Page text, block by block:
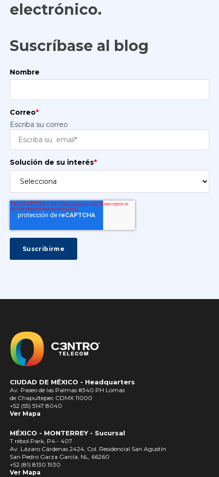
electrónico.
Suscríbase al blog
Nombre
Correo*
Escriba su correo
Solución de su interés*
CIUDAD DE MÉXICO - Headquarters
Av. Paseo de las Palmas #340 PH Lomas
de Chapultepec CDMX 11000
+52 (55) 5147 8040
Ver Mapa
MÉXICO - MONTERREY - Sucursal
T rébol Park, P4 - 407
Av. Lázaro Cárdenas 2424, Col. Residencial San Agustín
San Pedro Garza García, NL, 66260
+52 (81) 8130 1930
Ver Mapa